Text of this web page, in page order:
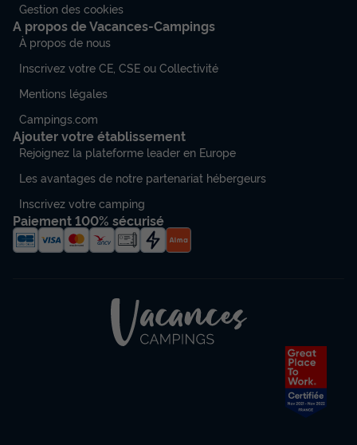
Gestion des cookies
A propos de Vacances-Campings
À propos de nous
Inscrivez votre CE, CSE ou Collectivité
Mentions légales
Campings.com
Ajouter votre établissement
Rejoignez la plateforme leader en Europe
Les avantages de notre partenariat hébergeurs
Inscrivez votre camping
Paiement 100% sécurisé